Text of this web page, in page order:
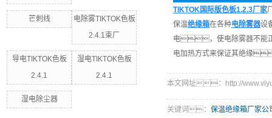
芒刺线
电除雾TIKTOK色板
2.4.1束厂
导电TIKTOK色板
2.4.1
湿电TIKTOK色板
2.4.1
湿电除尘器
TIKTOK国际版色板1.2.3厂家
保温绝缘箱在各种电除雾器设
电，使电除雾器不能
电加热方式来保证其绝缘
本文网址：http://
关键词： 保温绝缘箱厂家公